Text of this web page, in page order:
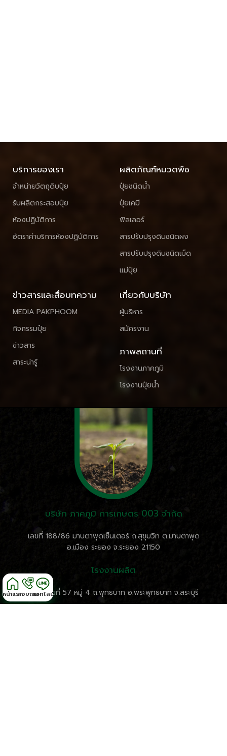
บริการของเรา
จำหน่ายวัตถุดิบปุ๋ย
รับผลิตกระสอบปุ๋ย
ห้องปฏิบัติการ
อัตราค่าบริการห้องปฏิบัติการ
ผลิตภัณฑ์หมวดพืช
ปุ๋ยชนิดน้ำ
ปุ๋ยเคมี
ฟิลเลอร์
สารปรับปรุงดินชนิดผง
สารปรับปรุงดินชนิดเม็ด
แม่ปุ๋ย
ข่าวสารและสื่อบทความ
MEDIA PAKPHOOM
กิจกรรมปุ๋ย
ข่าวสาร
สาระน่ารู้
เกี่ยวกับบริษัท
ผู้บริหาร
สมัครงาน
ภาพสถานที่
โรงงานภาคภูมิ
โรงงานปุ๋ยน้ำ
บริษัท ภาคภูมิ การเกษตร 003 จำกัด
เลขที่ 188/86 มาบตาพุดเซ็นเตอร์ ถ.สุขุมวิท ต.มาบตาพุด
อ.เมือง ระยอง จ.ระยอง 21150
โรงงานผลิต
ที่ตั้ง เลขที่ 57 หมู่ 4 ถ.พุทธบาท อ.พระพุทธบาท จ.สระบุรี
หน้าแรกสอบถามแชทไลน์